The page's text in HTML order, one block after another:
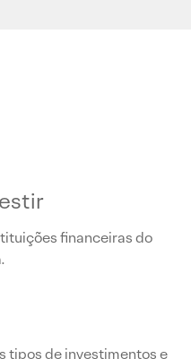
financeiras do
tipos de investimentos e